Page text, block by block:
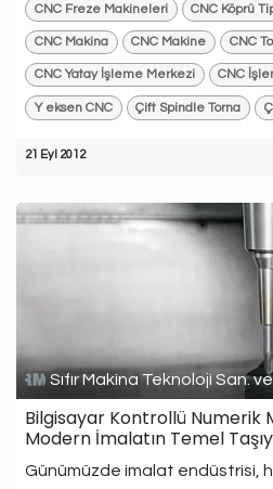
CNC Freze Makineleri CNC Köprü
CNC Makina CNC Makine CNC
CNC Yatay İşleme Merkezi CNC
Y eksen CNC Çift Spindle Torna
21 Eyl 2012
Sıfır Makina Teknoloji San.
Bilgisayar Kontrollü Numerik
Modern İmalatın Temel
Günümüzde imalat endüstrisi,